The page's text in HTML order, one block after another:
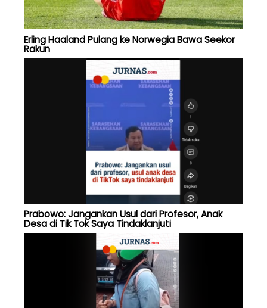
Erling Haaland Pulang ke Norwegia Bawa Seekor
Rakun
Prabowo: Jangankan Usul dari Profesor, Anak
Desa di Tik Tok Saya Tindaklanjuti